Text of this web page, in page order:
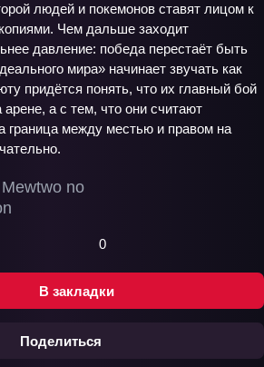
В закладки
Поделиться
no
0
людей и покемонов ставят лицом к
Чем дальше заходит
давление: победа перестаёт быть
мира» начинает звучать как
придётся понять, что их главный бой
а с тем, что они считают
граница между местью и правом на